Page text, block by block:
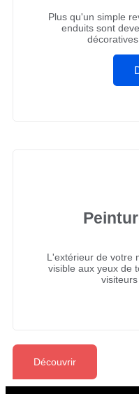
Plus qu'un simple
enduits sont
L'extérieur de votre
visible aux yeux de
Découvrir